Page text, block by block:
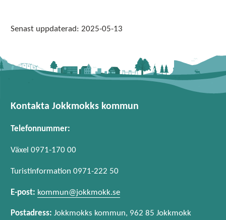
Senast uppdaterad: 2025-05-13
Kontakta Jokkmokks kommun
Telefonnummer:
Växel 0971-170 00
Turistinformation 0971-222 50
E-post: kommun@jokkmokk.se
Postadress: Jokkmokks kommun, 962 85 Jokkmokk